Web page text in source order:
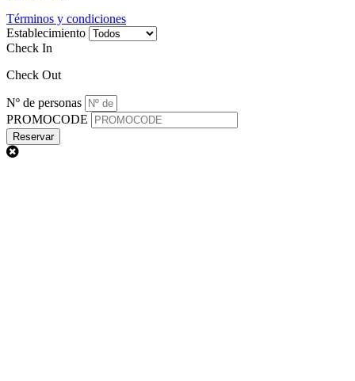
Términos y condiciones
Establecimiento
Check In
Check Out
Nº de personas
PROMOCODE
Reservar